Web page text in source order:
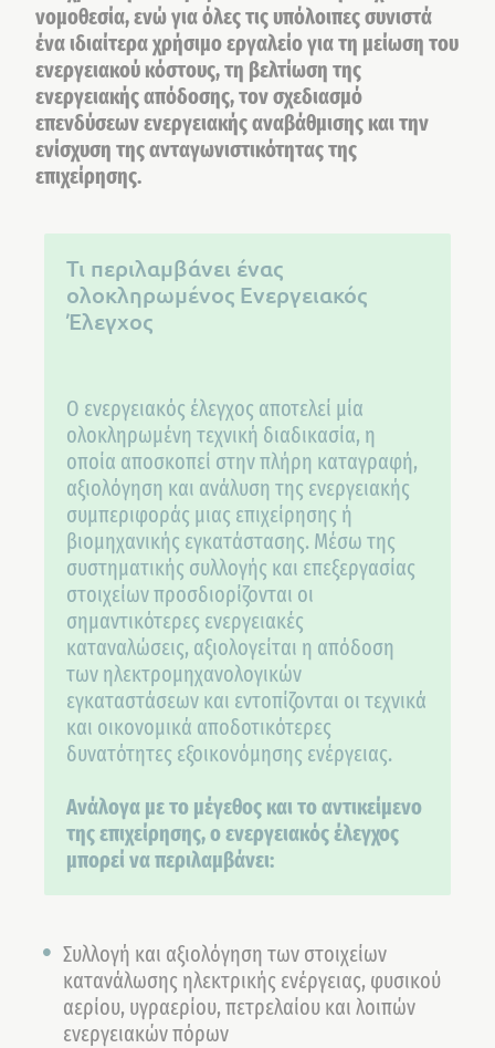
νομοθεσία, ενώ για όλες τις υπόλοιπες συνιστά
ένα ιδιαίτερα χρήσιμο εργαλείο για τη μείωση του
ενεργειακού κόστους, τη βελτίωση της
ενεργειακής απόδοσης, τον σχεδιασμό
επενδύσεων ενεργειακής αναβάθμισης και την
ενίσχυση της ανταγωνιστικότητας της
επιχείρησης.
Τι περιλαμβάνει ένας
ολοκληρωμένος Ενεργειακός
Έλεγχος
Ο ενεργειακός έλεγχος αποτελεί μία
ολοκληρωμένη τεχνική διαδικασία, η
οποία αποσκοπεί στην πλήρη καταγραφή,
αξιολόγηση και ανάλυση της ενεργειακής
συμπεριφοράς μιας επιχείρησης ή
βιομηχανικής εγκατάστασης. Μέσω της
συστηματικής συλλογής και επεξεργασίας
στοιχείων προσδιορίζονται οι
σημαντικότερες ενεργειακές
καταναλώσεις, αξιολογείται η απόδοση
των ηλεκτρομηχανολογικών
εγκαταστάσεων και εντοπίζονται οι τεχνικά
και οικονομικά αποδοτικότερες
δυνατότητες εξοικονόμησης ενέργειας.
Ανάλογα με το μέγεθος και το αντικείμενο
της επιχείρησης, ο ενεργειακός έλεγχος
μπορεί να περιλαμβάνει:
Συλλογή και αξιολόγηση των στοιχείων
κατανάλωσης ηλεκτρικής ενέργειας, φυσικού
αερίου, υγραερίου, πετρελαίου και λοιπών
ενεργειακών πόρων